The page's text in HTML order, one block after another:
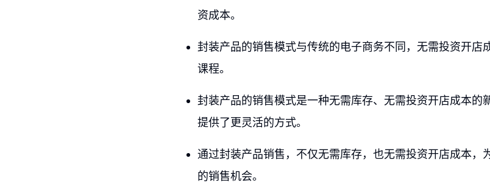
资成本。
封装产品的销售模式与传统的电子商务不同，无需投资开店
课程。
封装产品的销售模式是一种无需库存、无需投资开店成本的
提供了更灵活的方式。
通过封装产品销售，不仅无需库存，也无需投资开店成本，
的销售机会。